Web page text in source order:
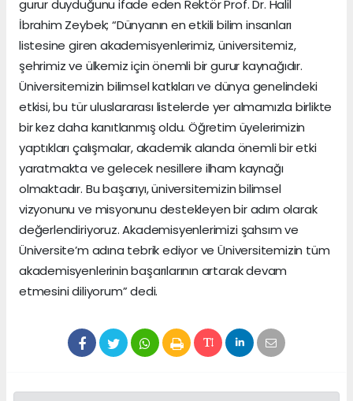
gurur duyduğunu ifade eden Rektör Prof. Dr. Halil
İbrahim Zeybek; “Dünyanın en etkili bilim insanları
listesine giren akademisyenlerimiz, üniversitemiz,
şehrimiz ve ülkemiz için önemli bir gurur kaynağıdır.
Üniversitemizin bilimsel katkıları ve dünya genelindeki
etkisi, bu tür uluslararası listelerde yer almamızla birlikte
bir kez daha kanıtlanmış oldu. Öğretim üyelerimizin
yaptıkları çalışmalar, akademik alanda önemli bir etki
yaratmakta ve gelecek nesillere ilham kaynağı
olmaktadır. Bu başarıyı, üniversitemizin bilimsel
vizyonunu ve misyonunu destekleyen bir adım olarak
değerlendiriyoruz. Akademisyenlerimizi şahsım ve
Üniversite’m adına tebrik ediyor ve Üniversitemizin tüm
akademisyenlerinin başarılarının artarak devam
etmesini diliyorum” dedi.